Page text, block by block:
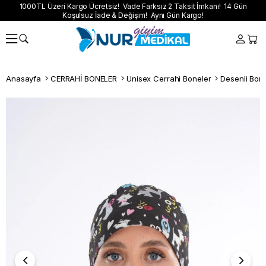
1000TL Üzeri Kargo Ücretsiz! Vade Farksız 2 Taksit İmkanı! 14 Gün
Koşulsuz İade & Değişim! Aynı Gün Kargo!
Anasayfa CERRAHİ BONELER Unisex Cerrahi Boneler Desenli